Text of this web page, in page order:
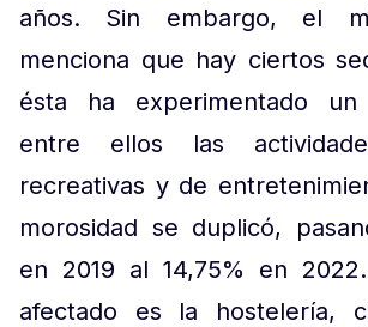
años. Sin embargo, el
menciona que hay ciertos
ésta ha experimentado un
entre ellos las
recreativas y de
morosidad se duplicó,
en 2019 al 14,75% en
afectado es la hostelería,